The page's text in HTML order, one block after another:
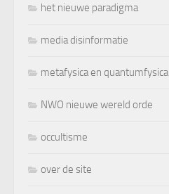
het nieuwe paradigma
media disinformatie
metafysica en quantumfysica
NWO nieuwe wereld orde
occultisme
over de site